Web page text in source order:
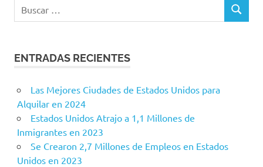
BUSCAR
ENTRADAS RECIENTES
Las Mejores Ciudades de Estados Unidos para
Alquilar en 2024
Estados Unidos Atrajo a 1,1 Millones de
Inmigrantes en 2023
Se Crearon 2,7 Millones de Empleos en Estados
Unidos en 2023